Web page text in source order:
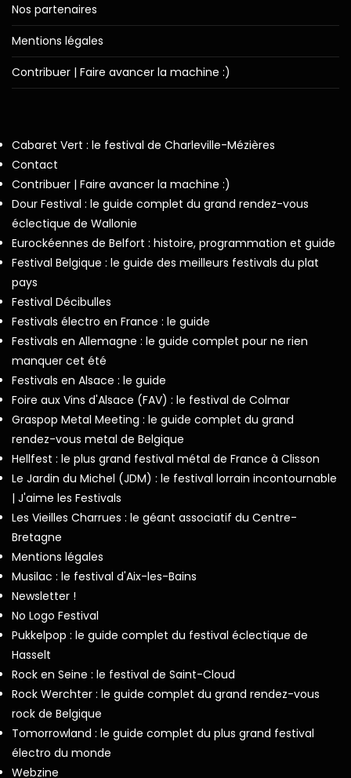
Nos partenaires
Mentions légales
Contribuer | Faire avancer la machine :)
Cabaret Vert : le festival de Charleville-Mézières
Contact
Contribuer | Faire avancer la machine :)
Dour Festival : le guide complet du grand rendez-vous
éclectique de Wallonie
Eurockéennes de Belfort : histoire, programmation et guide
Festival Belgique : le guide des meilleurs festivals du plat
pays
Festival Décibulles
Festivals électro en France : le guide
Festivals en Allemagne : le guide complet pour ne rien
manquer cet été
Festivals en Alsace : le guide
Foire aux Vins d'Alsace (FAV) : le festival de Colmar
Graspop Metal Meeting : le guide complet du grand
rendez-vous metal de Belgique
Hellfest : le plus grand festival métal de France à Clisson
Le Jardin du Michel (JDM) : le festival lorrain incontournable
| J'aime les Festivals
Les Vieilles Charrues : le géant associatif du Centre-
Bretagne
Mentions légales
Musilac : le festival d'Aix-les-Bains
Newsletter !
No Logo Festival
Pukkelpop : le guide complet du festival éclectique de
Hasselt
Rock en Seine : le festival de Saint-Cloud
Rock Werchter : le guide complet du grand rendez-vous
rock de Belgique
Tomorrowland : le guide complet du plus grand festival
électro du monde
Webzine